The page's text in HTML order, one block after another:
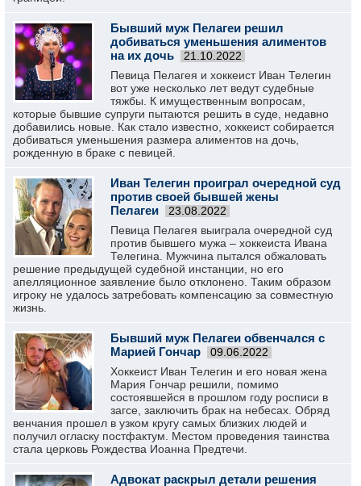
Бывший муж Пелагеи решил
добиваться уменьшения алиментов
на их дочь
21.10.2022
Певица Пелагея и хоккеист Иван Телегин
вот уже несколько лет ведут судебные
тяжбы. К имущественным вопросам,
которые бывшие супруги пытаются решить в суде, недавно
добавились новые. Как стало известно, хоккеист собирается
добиваться уменьшения размера алиментов на дочь,
рожденную в браке с певицей.
Иван Телегин проиграл очередной суд
против своей бывшей жены
Пелагеи
23.08.2022
Певица Пелагея выиграла очередной суд
против бывшего мужа – хоккеиста Ивана
Телегина. Мужчина пытался обжаловать
решение предыдущей судебной инстанции, но его
апелляционное заявление было отклонено. Таким образом
игроку не удалось затребовать компенсацию за совместную
жизнь.
Бывший муж Пелагеи обвенчался с
Марией Гончар
09.06.2022
Хоккеист Иван Телегин и его новая жена
Мария Гончар решили, помимо
состоявшейся в прошлом году росписи в
загсе, заключить брак на небесах. Обряд
венчания прошел в узком кругу самых близких людей и
получил огласку постфактум. Местом проведения таинства
стала церковь Рождества Иоанна Предтечи.
Адвокат раскрыл детали решения